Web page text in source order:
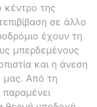
κέντρο της
σε άλλο
έχουν τη
μπερδεμένους
και η άνεση
μας. Από τη